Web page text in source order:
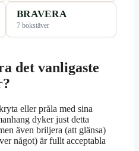
BRAVERA
7 bokstäver
det vanligaste
eller pråla med sina
dyker just detta
även briljera (att glänsa)
något) är fullt acceptabla